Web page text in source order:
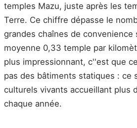
temples Mazu, juste après les
Terre. Ce chiffre dépasse le
grandes chaînes de convenience
moyenne 0,33 temple par
plus impressionnant, c''est que
pas des bâtiments statiques : ce
culturels vivants accueillant plus
chaque année.